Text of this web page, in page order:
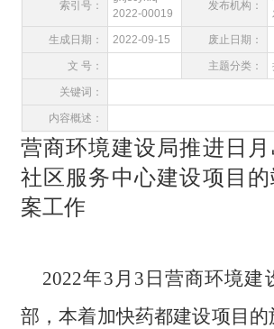
索引号：
2022-00019
发布机构：
生成日期： 2022-09-15 废止日期：
文 号： 主题分类：
关键词：
内容概述：
营商环境建设局推进日
社区服务中心建设项目
案工作
2022年3月3日营商环境建
部，本着加快药都建设项目